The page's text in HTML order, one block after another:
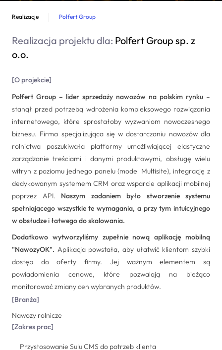
Dedykowane rozwiązania
Systemy Comarch ERP
Realizacje Polfert Group
Realizacja projektu dla: Polfert Group sp. z
o.o.
[O projekcie]
Polfert Group – lider sprzedaży nawozów na polskim rynku –
stanął przed potrzebą wdrożenia kompleksowego rozwiązania
internetowego, które sprostałoby wyzwaniom nowoczesnego
biznesu. Firma specjalizująca się w dostarczaniu nawozów dla
rolnictwa poszukiwała platformy umożliwiającej elastyczne
zarządzanie treściami i danymi produktowymi, obsługę wielu
witryn z poziomu jednego panelu (model Multisite), integrację z
dedykowanym systemem CRM oraz wsparcie aplikacji mobilnej
poprzez API. Naszym zadaniem było stworzenie systemu
spełniającego wszystkie te wymagania, a przy tym intuicyjnego
w obsłudze i łatwego do skalowania.
Dodatkowo wytworzyliśmy zupełnie nową aplikację mobilną
"NawozyOK". Aplikacja powstała, aby ułatwić klientom szybki
dostęp do oferty firmy. Jej ważnym elementem są
powiadomienia cenowe, które pozwalają na bieżąco
monitorować zmiany cen wybranych produktów.
[Branża]
Nawozy rolnicze
[Zakres prac]
Przystosowanie Sulu CMS do potrzeb klienta